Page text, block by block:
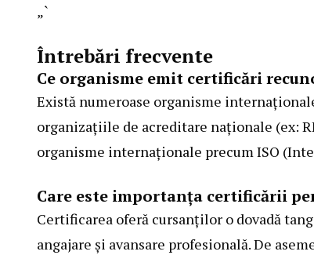
„`
Întrebări frecvente
Ce organisme emit certificări
Există numeroase organisme
organizațiile de acreditare naționale (ex:
organisme internaționale precum ISO
Care este importanța certificării
Certificarea oferă cursanților o dovadă
angajare și avansare profesională. De